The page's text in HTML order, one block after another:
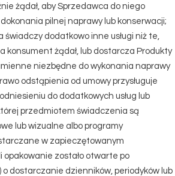
żądał, aby Sprzedawca do niego
pilnej naprawy lub konserwacji;
świadczy dodatkowo inne usługi niż te,
konsument żądał, lub dostarcza Produkty
niezbędne do wykonania naprawy
odstąpienia od umowy przysługuje
do dodatkowych usług lub
przedmiotem świadczenia są
lub wizualne albo programy
w zapieczętowanym
opakowanie zostało otwarte po
o dostarczanie dzienników, periodyków lub